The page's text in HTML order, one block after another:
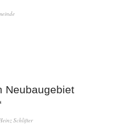
Neubaugebiet
Schlifter